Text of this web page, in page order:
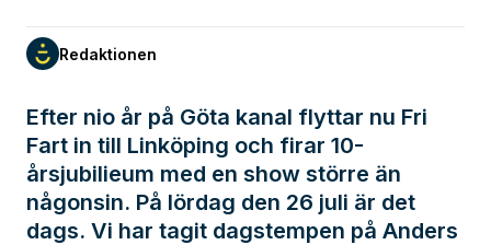
Redaktionen
Efter nio år på Göta kanal flyttar nu Fri
Fart in till Linköping och firar 10-
årsjubilieum med en show större än
någonsin. På lördag den 26 juli är det
dags. Vi har tagit dagstempen på Anders